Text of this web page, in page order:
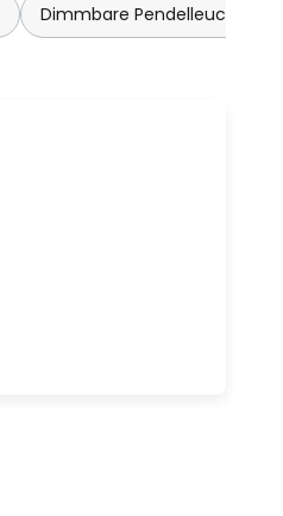
Dimmbare Pendelleuchten